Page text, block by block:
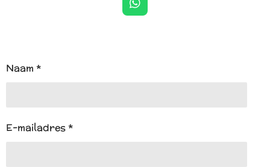
W
h
Naam *
E-mailadres *